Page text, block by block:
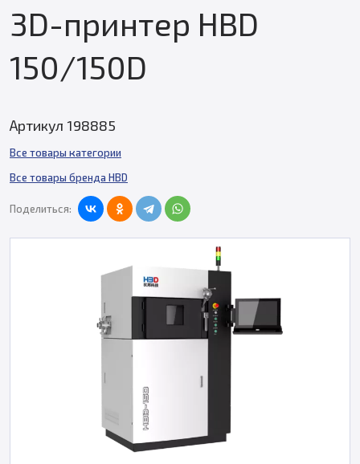
3D-принтер HBD
150/150D
Артикул 198885
Все товары категории
Все товары бренда HBD
Поделиться: